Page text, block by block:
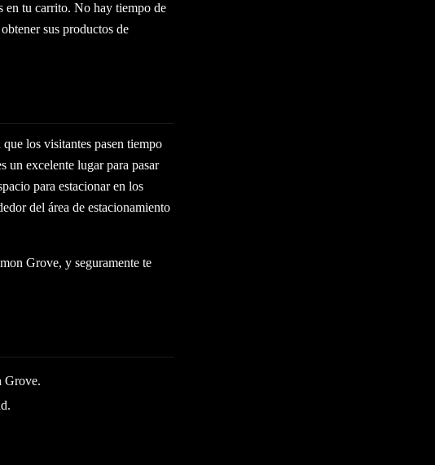
en tu carrito. No hay tiempo de
sus productos de
los visitantes pasen tiempo
un excelente lugar para pasar
para estacionar en los
del área de estacionamiento
Grove, y seguramente te
Grove.